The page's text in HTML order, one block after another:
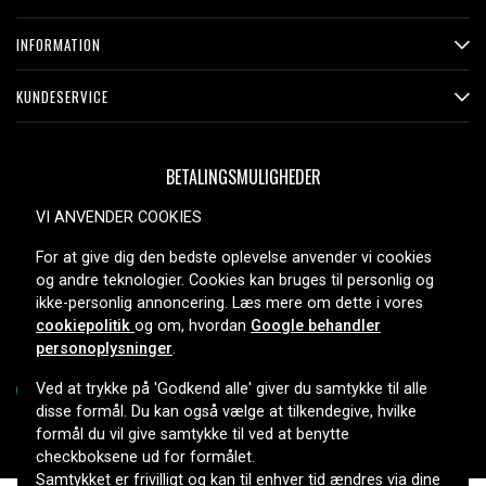
Pålidelig producent
Produktet er fremstillet af Green Cell, et mærke kendt for
strømforsyninger af høj kvalitet, og tilbyder tryghed og tillid.
Deres engagement i anerkendt teknologi sikrer, at du får et
Produkttype:
Læs om betydningen af egenskaberne
INFORMATION
KUNDESERVICE
BETALINGSMULIGHEDER
LEVERINGSMULIGHEDER
Copyright © 2026, Spares Nordic AB
VI ANVENDER COOKIES
For at give dig den bedste oplevelse anvender vi cookies
og andre teknologier. Cookies kan bruges til personlig og
ikke-personlig annoncering. Læs mere om dette i vores
cookiepolitik og om, hvordan Google behandler
personoplysninger.
Ved at trykke på 'Godkend alle' giver du samtykke til alle
disse formål. Du kan også vælge at tilkendegive, hvilke
formål du vil give samtykke til ved at benytte
checkboksene ud for formålet.
Samtykket er frivilligt og kan til enhver tid ændres via dine